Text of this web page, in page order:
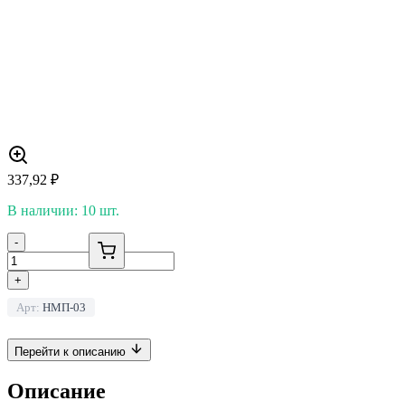
337,92 ₽
В наличии: 10 шт.
-
+
Арт: НМП-03
Перейти к описанию
Описание